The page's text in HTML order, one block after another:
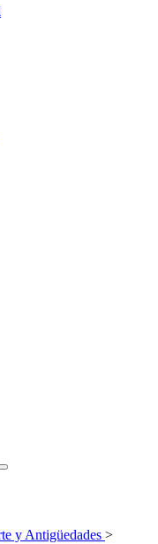
y Antigüedades >